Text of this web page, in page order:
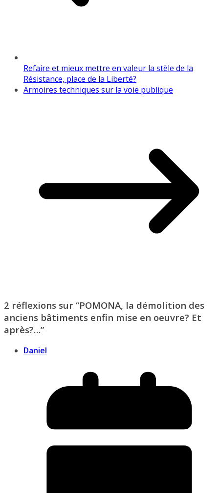
Refaire et mieux mettre en valeur la stèle de la
Résistance, place de la Liberté?
Armoires techniques sur la voie publique
2 réflexions sur “POMONA, la démolition des
anciens bâtiments enfin mise en oeuvre? Et
après?…”
Daniel